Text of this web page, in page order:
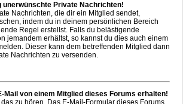
unerwünschte Private Nachrichten!
Nachrichten, die dir ein Mitglied sendet,
indem du in deinem persönlichen Bereich
Regel erstellst. Falls du belästigende
jemandem erhältst, so kannst du dies auch einem
Dieser kann dem betreffenden Mitglied dann
Nachrichten zu versenden.
Mail von einem Mitglied dieses Forums erhalten!